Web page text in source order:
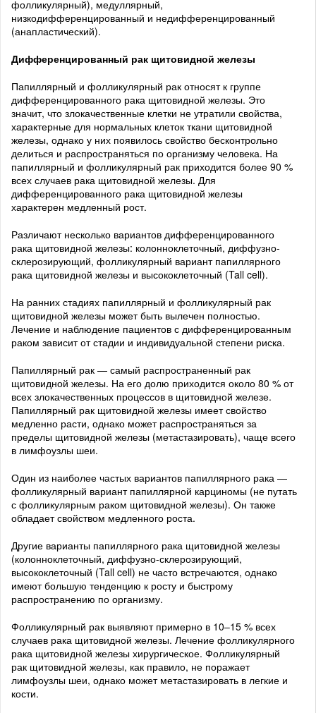
фолликулярный), медуллярный,
низкодифференцированный и недифференцированный
(анапластический).
Дифференцированный рак щитовидной железы
Папиллярный и фолликулярный рак относят к группе
дифференцированного рака щитовидной железы. Это
значит, что злокачественные клетки не утратили свойства,
характерные для нормальных клеток ткани щитовидной
железы, однако у них появилось свойство бесконтрольно
делиться и распространяться по организму человека. На
папиллярный и фолликулярный рак приходится более 90 %
всех случаев рака щитовидной железы. Для
дифференцированного рака щитовидной железы
характерен медленный рост.
Различают несколько вариантов дифференцированного
рака щитовидной железы: колонноклеточный, диффузно-
склерозирующий, фолликулярный вариант папиллярного
рака щитовидной железы и высококлеточный (Tall cell).
На ранних стадиях папиллярный и фолликулярный рак
щитовидной железы может быть вылечен полностью.
Лечение и наблюдение пациентов с дифференцированным
раком зависит от стадии и индивидуальной степени риска.
Папиллярный рак — самый распространенный рак
щитовидной железы. На его долю приходится около 80 % от
всех злокачественных процессов в щитовидной железе.
Папиллярный рак щитовидной железы имеет свойство
медленно расти, однако может распространяться за
пределы щитовидной железы (метастазировать), чаще всего
в лимфоузлы шеи.
Один из наиболее частых вариантов папиллярного рака —
фолликулярный вариант папиллярной карциномы (не путать
с фолликулярным раком щитовидной железы). Он также
обладает свойством медленного роста.
Другие варианты папиллярного рака щитовидной железы
(колонноклеточный, диффузно-склерозирующий,
высококлеточный (Tall cell) не часто встречаются, однако
имеют большую тенденцию к росту и быстрому
распространению по организму.
Фолликулярный рак выявляют примерно в 10–15 % всех
случаев рака щитовидной железы. Лечение фолликулярного
рака щитовидной железы хирургическое. Фолликулярный
рак щитовидной железы, как правило, не поражает
лимфоузлы шеи, однако может метастазировать в легкие и
кости.